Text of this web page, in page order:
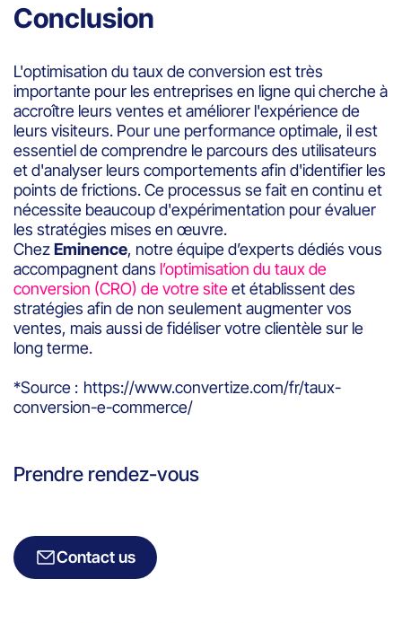
Conclusion
L'optimisation du taux de conversion est très
importante pour les entreprises en ligne qui cherche à
accroître leurs ventes et améliorer l'expérience de
leurs visiteurs. Pour une performance optimale, il est
essentiel de comprendre le parcours des utilisateurs
et d'analyser leurs comportements afin d'identifier les
points de frictions. Ce processus se fait en continu et
nécessite beaucoup d'expérimentation pour évaluer
les stratégies mises en œuvre.
ChezEminence, notre équipe d’experts dédiés vous
accompagnent dans l’optimisation du taux de
conversion (CRO) de votre siteet établissent des
stratégies afin de non seulement augmenter vos
ventes, mais aussi de fidéliser votre clientèle sur le
long terme.
*Source : https://www.convertize.com/fr/taux-
conversion-e-commerce/
Prendre rendez-vous
Contact us